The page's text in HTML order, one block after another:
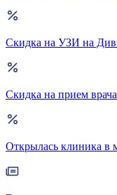
Скидка на УЗИ на
Скидка на прием
Открылась клиника в